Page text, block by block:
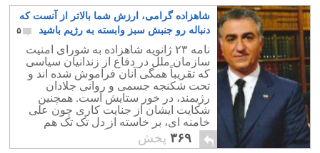
شاهزاده گرامی، ارزش شما بالاتر از آنست که
دنباله رو جنبش سبز وابسته به رژیم باشید
۵
نامه ۲۳ ژانویه شاهزاده به شورای امنیت
سازمان ملل در دفاع از زندانیان سیاسی
که تقریباً همگی آنان فراموش شده اند و
تحت شکنجه جسمی و روانی جلادان
رژیمند، در خور ستایش است. همچنین
شکایت ایشان از جنایت کاری چون علی
خامنه ای، بر خاسته از دل تک تک هم
میهنان زجر کشیده و لگدکوب شده
سرزمینمان است.
۳۶۹ پخش